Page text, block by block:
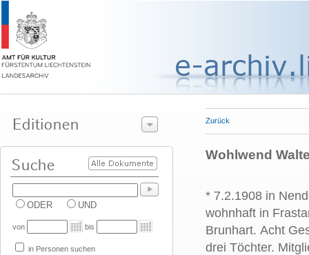
ODER UND
von bis
in Personen suchen
Zurück
Wohlwend
* 7.2.1908 in
wohnhaft in
Brunhart. Acht
drei Töchter.